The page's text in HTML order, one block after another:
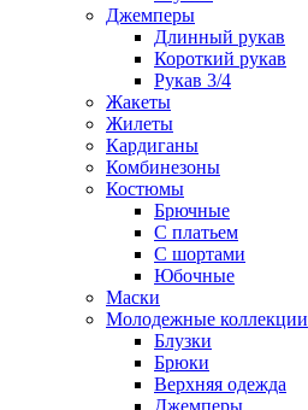
Джемперы
Длинный рукав
Короткий рукав
Рукав 3/4
Жакеты
Жилеты
Кардиганы
Комбинезоны
Костюмы
Брючные
С платьем
С шортами
Юбочные
Маски
Молодежные коллекции
Блузки
Брюки
Верхняя одежда
Джемперы